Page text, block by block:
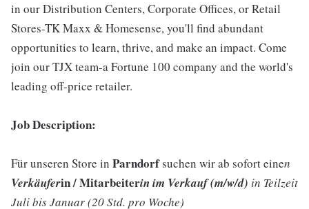
in our Distribution Centers, Corporate Offices, or Retail
Stores-TK Maxx & Homesense, you'll find abundant
opportunities to learn, thrive, and make an impact. Come
join our TJX team-a Fortune 100 company and the world's
leading off-price retailer.
Job Description:
Für unseren Store in Parndorfsuchen wir ab sofort einen
Verkäuferin / Mitarbeiterin im Verkauf (m/w/d) in Teilzeit
Juli bis Januar (20 Std. pro Woche)